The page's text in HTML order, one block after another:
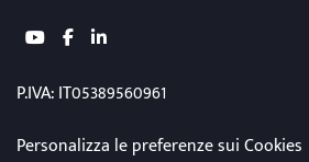
youtubefacebooklinkedin
P.IVA: IT05389560961
Personalizza le preferenze sui Cookies